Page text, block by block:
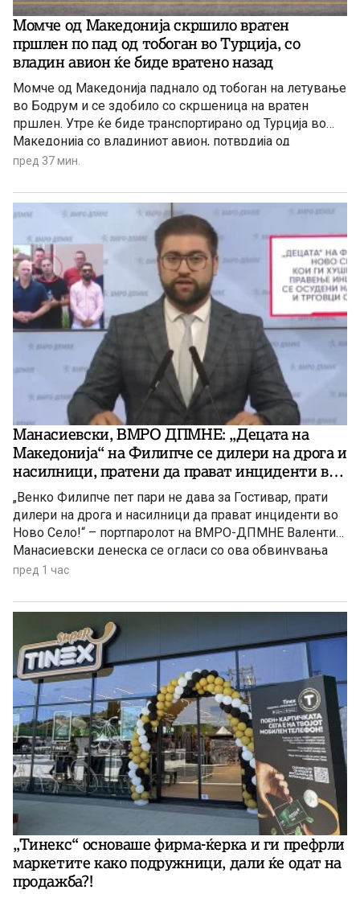
Момче од Македонија скршило вратен
пршлен по пад од тобоган во Турција, со
владин авион ќе биде вратенo назад
Момче од Македонија паднало од тобоган на летување
во Бодрум и се здобило со скршеница на вратен
пршлен. Утре ќе биде транспортирано од Турција во
Македонија со владиниот авион, потврдија од
Службата за општи и заеднички работи. Лицето било
повредата не може да биде транспортирано со
редовен комерцијален […]
пред 37 мин.
Манасиевски, ВМРО ДПМНЕ: „Децата на
Македонија“ на Филипче се дилери на дрога и
насилници, пратени да прават инциденти во
Ново Село!
„Венко Филипче пет пари не дава за Гостивар, прати
дилери на дрога и насилници да прават инциденти во
Ново Село!“ – портпаролот на ВМРО-ДПМНЕ Валентин
Манасиевски денеска се огласи со ова обвинувања
кон лидерот на СДС Венко Филипче, наведувајќи дека
осудени насилници и трговци со дрога. Манасиевски
оцени дека Филипче со својата прес-конференција се
обидел да го сврти вниманието од вистината и лицата
со кои бил фотографиран да ги претстави како жртви.
пред 1 час
„Тинекс“ основаше фирма-ќерка и ги префрли
маркетите како подружници, дали ќе одат на
продажба?!